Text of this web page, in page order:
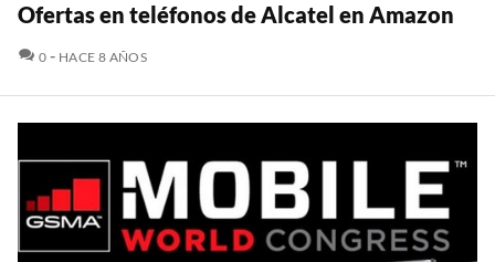
Ofertas en teléfonos de Alcatel en Amazon
0 COMENTARIOS
HACE 8 AÑOS